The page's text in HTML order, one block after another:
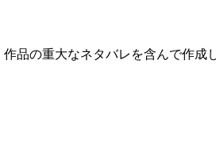
作品の重大なネタバレを含んで作成